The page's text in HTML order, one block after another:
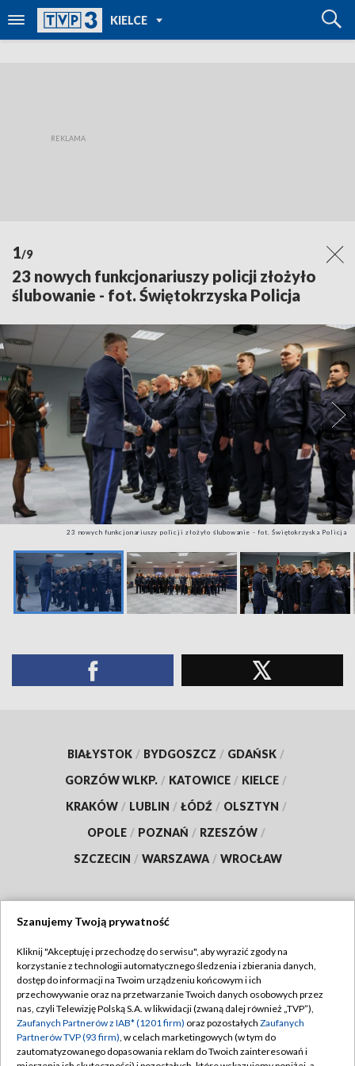
KIELCE
TVP REGIONY
1/9
23 nowych funkcjonariuszy policji złożyło
ślubowanie - fot. Świętokrzyska Policja
23 nowych funkcjonariuszy policji złożyło ślubowanie - fot. Świętokrzyska Policja
BIAŁYSTOK / BYDGOSZCZ / GDAŃSK /
GORZÓW WLKP. / KATOWICE / KIELCE /
KRAKÓW / LUBLIN / ŁÓDŹ / OLSZTYN /
OPOLE / POZNAŃ / RZESZÓW /
SZCZECIN / WARSZAWA / WROCŁAW
TVP
Abonament TVP
Emisja w TVP
Centrum informacji TVP
Regulamin TVP
Polityka prywatności
Moje zgody
Szanujemy Twoją prywatność
Kliknij "Akceptuję i przechodzę do serwisu", aby wyrazić zgody na
korzystanie z technologii automatycznego śledzenia i zbierania danych,
dostęp do informacji na Twoim urządzeniu końcowym i ich
przechowywanie oraz na przetwarzanie Twoich danych osobowych przez
nas, czyli Telewizję Polską S.A. w likwidacji (zwaną dalej również „TVP”),
Zaufanych Partnerów z IAB* (1201 firm) oraz pozostałych Zaufanych
Partnerów TVP (93 firm), w celach marketingowych (w tym do
zautomatyzowanego dopasowania reklam do Twoich zainteresowań i